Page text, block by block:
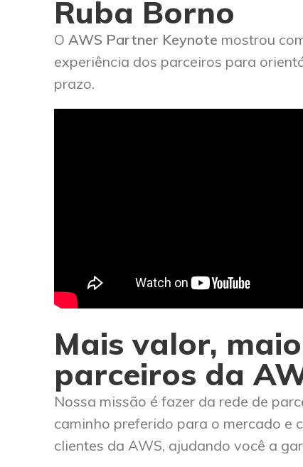
Ruba Borno
O AWS Partner Keynote mostrou
experiência dos parceiros para
prazo.
Mais valor,
parceiros da
Nossa missão é fazer da rede de
caminho preferido para o mercado e
clientes da AWS, ajudando você a